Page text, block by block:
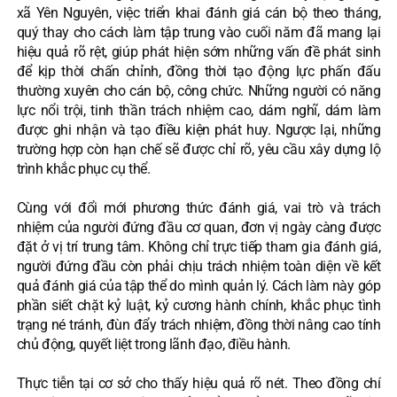
xã Yên Nguyên, việc triển khai đánh giá cán bộ theo tháng,
quý thay cho cách làm tập trung vào cuối năm đã mang lại
hiệu quả rõ rệt, giúp phát hiện sớm những vấn đề phát sinh
để kịp thời chấn chỉnh, đồng thời tạo động lực phấn đấu
thường xuyên cho cán bộ, công chức. Những người có năng
lực nổi trội, tinh thần trách nhiệm cao, dám nghĩ, dám làm
được ghi nhận và tạo điều kiện phát huy. Ngược lại, những
trường hợp còn hạn chế sẽ được chỉ rõ, yêu cầu xây dựng lộ
trình khắc phục cụ thể.
Cùng với đổi mới phương thức đánh giá, vai trò và trách
nhiệm của người đứng đầu cơ quan, đơn vị ngày càng được
đặt ở vị trí trung tâm. Không chỉ trực tiếp tham gia đánh giá,
người đứng đầu còn phải chịu trách nhiệm toàn diện về kết
quả đánh giá của tập thể do mình quản lý. Cách làm này góp
phần siết chặt kỷ luật, kỷ cương hành chính, khắc phục tình
trạng né tránh, đùn đẩy trách nhiệm, đồng thời nâng cao tính
chủ động, quyết liệt trong lãnh đạo, điều hành.
Thực tiễn tại cơ sở cho thấy hiệu quả rõ nét. Theo đồng chí